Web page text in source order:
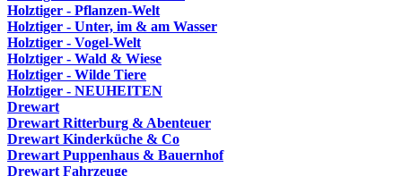
Holztiger - Pflanzen-Welt
Holztiger - Unter, im & am Wasser
Holztiger - Vogel-Welt
Holztiger - Wald & Wiese
Holztiger - Wilde Tiere
Holztiger - NEUHEITEN
Drewart
Drewart Ritterburg & Abenteuer
Drewart Kinderküche & Co
Drewart Puppenhaus & Bauernhof
Drewart Fahrzeuge